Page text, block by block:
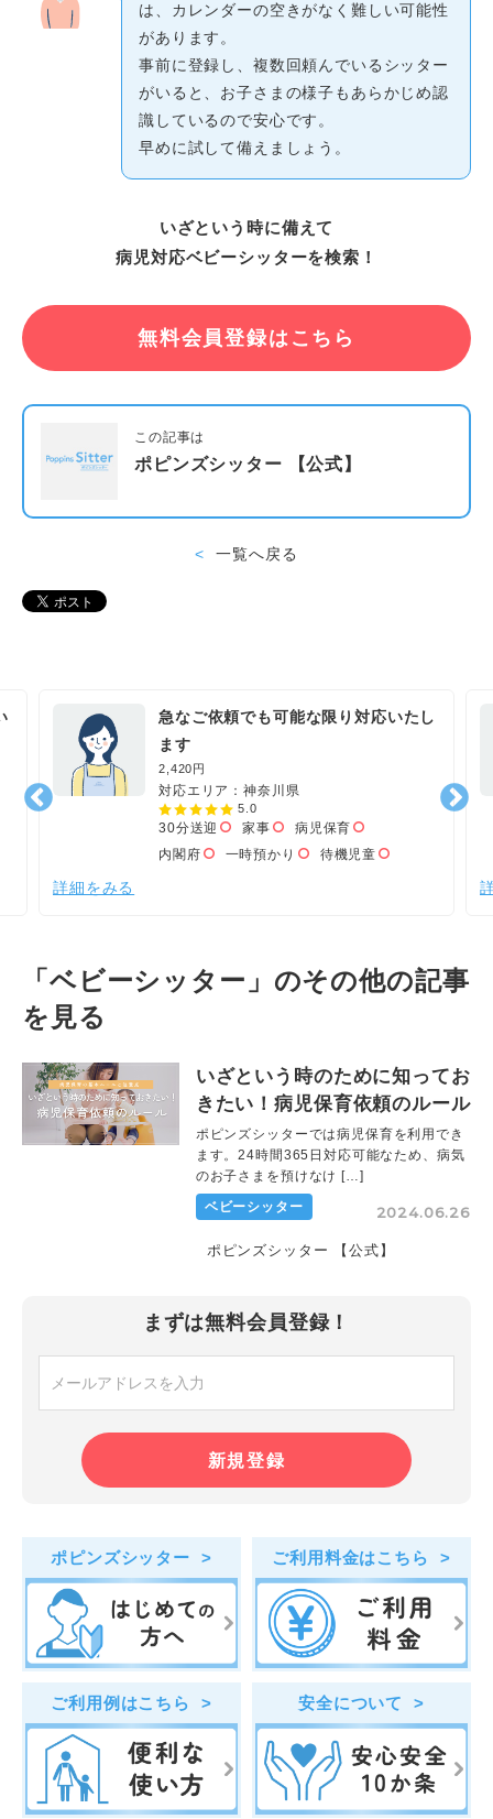
は、カレンダーの空きがなく難しい可能性
があります。
事前に登録し、複数回頼んでいるシッター
がいると、お子さまの様子もあらかじめ認
識しているので安心です。
早めに試して備えましょう。
いざという時に備えて
病児対応ベビーシッターを検索！
無料会員登録はこちら
この記事は
ポピンズシッター 【公式】
一覧へ戻る
「ベビーシッター」のその他の記事
を見る
いざという時のために知ってお
きたい！病児保育依頼のルール
ポピンズシッターでは病児保育を利用でき
ます。24時間365日対応可能なため、病気
のお子さまを預けなけ […]
ベビーシッター
2024.06.26
ポピンズシッター 【公式】
まずは無料会員登録！
ポピンズシッター ご利用料金はこちら
ご利用例はこちら 安全について
急なご依頼でも可能な限り対応いたし
ます
2,420円
対応エリア：神奈川県
5.0
30分送迎 家事
病児保育
内閣府
一時預かり 待機児童
詳細をみる